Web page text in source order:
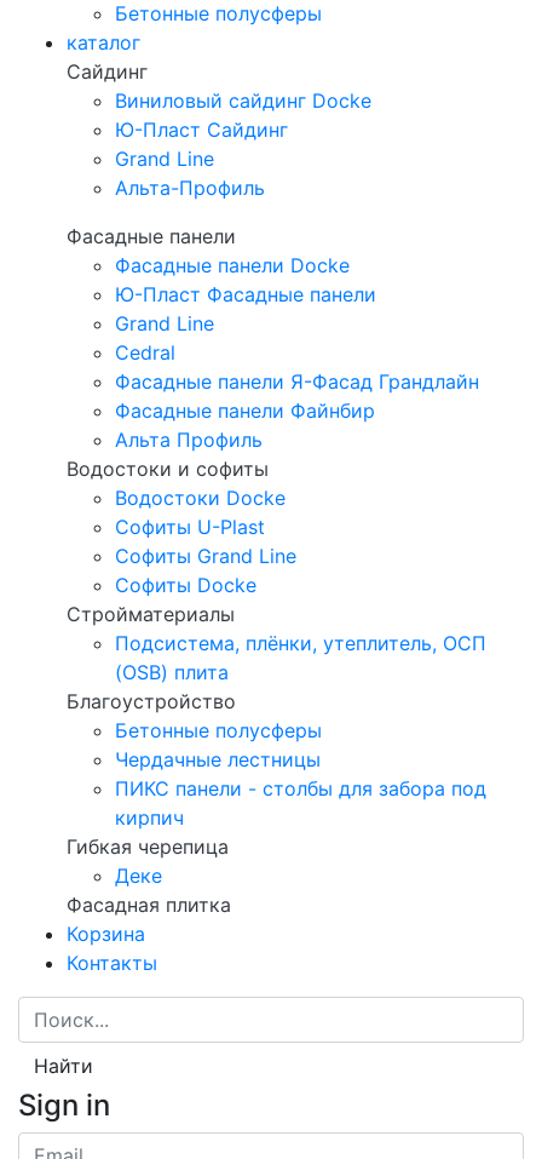
Бетонные полусферы
каталог
Сайдинг
Виниловый сайдинг Docke
Ю-Пласт Сайдинг
Grand Line
Альта-Профиль
Фасадные панели
Фасадные панели Docke
Ю-Пласт Фасадные панели
Grand Line
Cedral
Фасадные панели Я-Фасад Грандлайн
Фасадные панели Файнбир
Альта Профиль
Водостоки и софиты
Водостоки Docke
Софиты U-Plast
Софиты Grand Line
Софиты Docke
Стройматериалы
Подсистема, плёнки, утеплитель, ОСП
(OSB) плита
Благоустройство
Бетонные полусферы
Чердачные лестницы
ПИКС панели - столбы для забора под
кирпич
Гибкая черепица
Деке
Фасадная плитка
Корзина
Контакты
Найти
Sign in